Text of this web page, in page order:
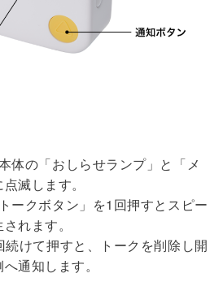
体の「おしらせランプ」と「メ
滅します。
ークボタン」を1回押すとスピー
れます。
けて押すと、トークを削除し開
通知します。